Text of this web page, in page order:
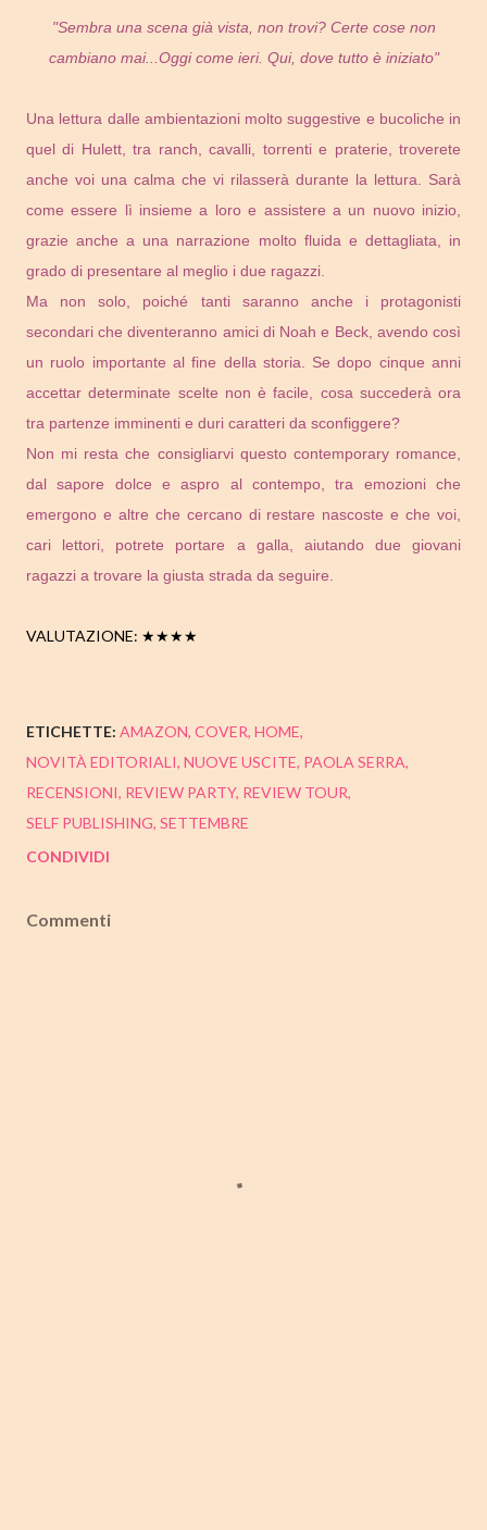
"Sembra una scena già vista, non trovi? Certe cose non
cambiano mai...Oggi come ieri. Qui, dove tutto è iniziato"
Una lettura dalle ambientazioni molto suggestive e bucoliche in
quel di Hulett, tra ranch, cavalli, torrenti e praterie, troverete
anche voi una calma che vi rilasserà durante la lettura. Sarà
come essere lì insieme a loro e assistere a un nuovo inizio,
grazie anche a una narrazione molto fluida e dettagliata, in
grado di presentare al meglio i due ragazzi.
Ma non solo, poiché tanti saranno anche i protagonisti
secondari che diventeranno amici di Noah e Beck, avendo così
un ruolo importante al fine della storia. Se dopo cinque anni
accettar determinate scelte non è facile, cosa succederà ora
tra partenze imminenti e duri caratteri da sconfiggere?
Non mi resta che consigliarvi questo contemporary romance,
dal sapore dolce e aspro al contempo, tra emozioni che
emergono e altre che cercano di restare nascoste e che voi,
cari lettori, potrete portare a galla, aiutando due giovani
ragazzi a trovare la giusta strada da seguire.
VALUTAZIONE: ★★★★
ETICHETTE: AMAZON COVER HOME
NOVITÀ EDITORIALI NUOVE USCITE PAOLA SERRA
RECENSIONI REVIEW PARTY REVIEW TOUR
SELF PUBLISHING SETTEMBRE
CONDIVIDI
Commenti